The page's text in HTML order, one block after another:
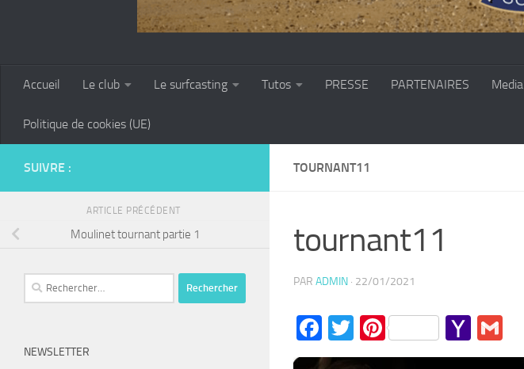
Accueil Le club Le surfcasting Tutos PRESSE PARTENAIRES Media
Politique de cookies (UE)
TOURNANT11
tournant11
PAR ADMIN · 22/01/2021
Facebook
TwitterPinterestYahoo
Mail
SUIVRE :
ARTICLE PRÉCÉDENT
Moulinet tournant partie 1
Rechercher :
NEWSLETTER